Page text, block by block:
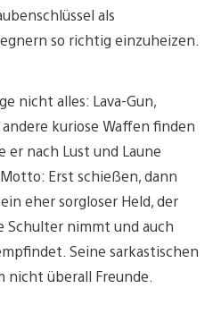
als
so richtig einzuheizen.
nicht alles: Lava-Gun,
kuriose Waffen finden
er nach Lust und Laune
Erst schießen, dann
eher sorgloser Held, der
Schulter nimmt und auch
Seine sarkastischen
nicht überall Freunde.